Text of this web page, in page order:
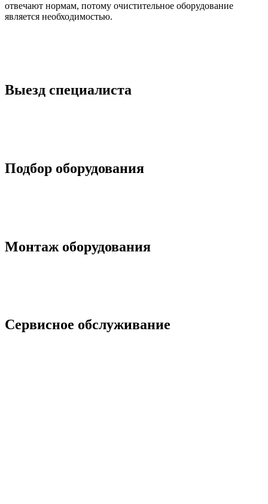
отвечают нормам, потому очистительное оборудование
является необходимостью.
Выезд специалиста
Подбор оборудования
Монтаж оборудования
Сервисное обслуживание